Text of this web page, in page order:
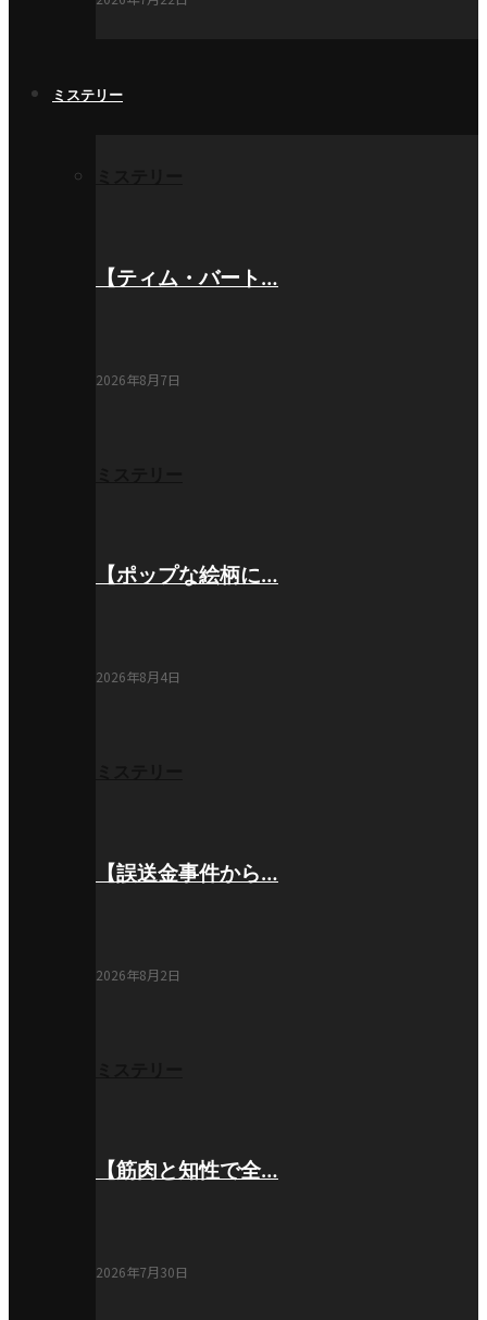
ミステリー
【ティム・バート…
2026年8月7日
【ポップな絵柄に…
2026年8月4日
【誤送金事件から…
2026年8月2日
【筋肉と知性で全…
2026年7月30日